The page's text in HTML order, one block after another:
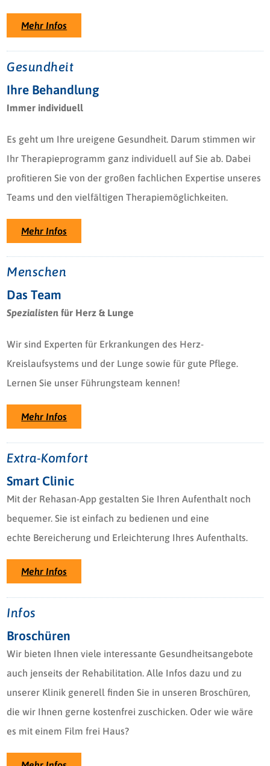
Mehr Infos
Gesundheit
Ihre Behandlung
Immer individuell
Es geht um Ihre ureigene Gesundheit. Darum stimmen wir
Ihr Therapieprogramm ganz individuell auf Sie ab. Dabei
profitieren Sie von der großen fachlichen Expertise unseres
Teams und den vielfältigen Therapiemöglichkeiten.
Mehr Infos
Menschen
Das Team
Spezialisten für Herz & Lunge
Wir sind Experten für Erkrankungen des Herz-
Kreislaufsystems und der Lunge sowie für gute Pflege.
Lernen Sie unser Führungsteam kennen!
Mehr Infos
Extra-Komfort
Smart Clinic
Mit der Rehasan-App gestalten Sie Ihren Aufenthalt noch
bequemer. Sie ist einfach zu bedienen und eine
echte Bereicherung und Erleichterung Ihres Aufenthalts.
Mehr Infos
Infos
Broschüren
Wir bieten Ihnen viele interessante Gesundheitsangebote
auch jenseits der Rehabilitation. Alle Infos dazu und zu
unserer Klinik generell finden Sie in unseren Broschüren,
die wir Ihnen gerne kostenfrei zuschicken. Oder wie wäre
es mit einem Film frei Haus?